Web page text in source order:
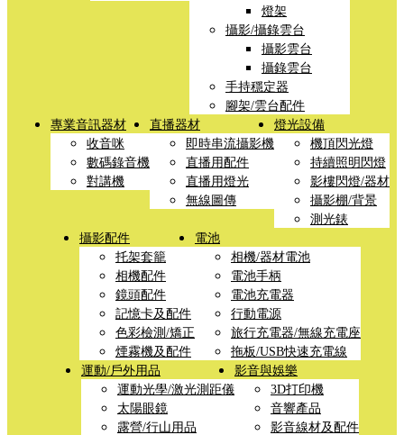
燈架
攝影/攝錄雲台
攝影雲台
攝錄雲台
手持穩定器
腳架/雲台配件
專業音訊器材
收音咪
數碼錄音機
對講機
直播器材
即時串流攝影機
直播用配件
直播用燈光
無線圖傳
燈光設備
機頂閃光燈
持續照明閃燈
影樓閃燈/器材
攝影棚/背景
測光錶
攝影配件
托架套籠
相機配件
鏡頭配件
記憶卡及配件
色彩檢測/矯正
煙霧機及配件
電池
相機/器材電池
電池手柄
電池充電器
行動電源
旅行充電器/無線充電座
拖板/USB快速充電線
運動/戶外用品
運動光學/激光測距儀
太陽眼鏡
露營/行山用品
影音與娛樂
3D打印機
音響產品
影音線材及配件